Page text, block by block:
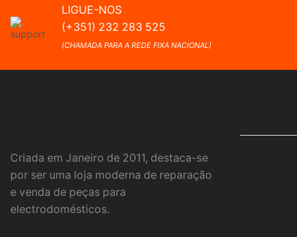
LIGUE-NOS
(+351) 232 283 525
(CHAMADA PARA A REDE FIXA NACIONAL)
Criada em Janeiro de 2011, destaca-se
por ser uma loja moderna de reparação
e venda de peças para
electrodomésticos.